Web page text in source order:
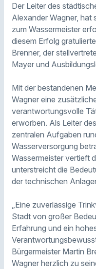
Der Leiter des
Alexander Wagner, hat
zum Wassermeister
diesem Erfolg
Brenner, der
Mayer und
Mit der bestandenen
Wagner eine
verantwortungsvolle
erworben. Als Leiter
zentralen Aufgaben
Wasserversorgung
Wassermeister vertieft
unterstreicht die
der technischen
„Eine zuverlässige
Stadt von großer
Erfahrung und ein
Bürgermeister Martin
Wagner herzlich zu